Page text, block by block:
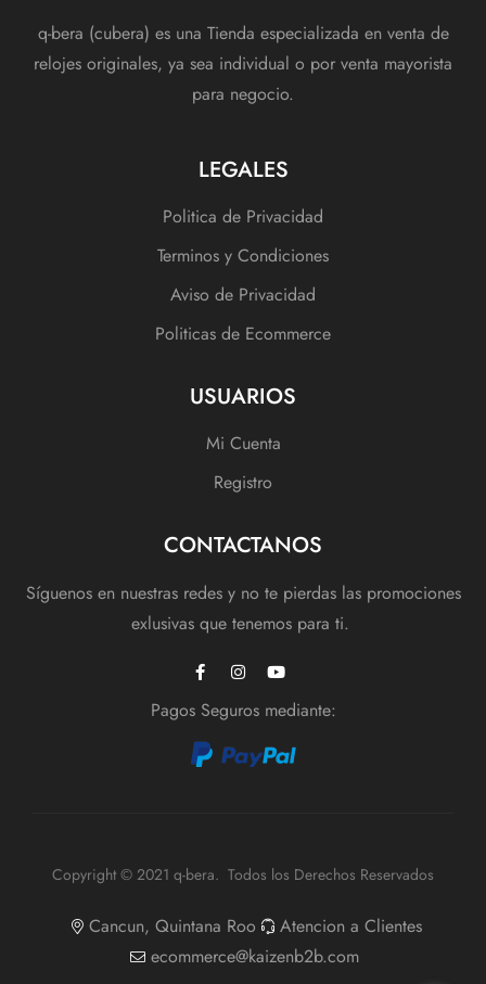
q-bera (cubera) es una Tienda especializada en venta de
relojes originales, ya sea individual o por venta mayorista
para negocio.
LEGALES
Politica de Privacidad
Terminos y Condiciones
Aviso de Privacidad
Politicas de Ecommerce
USUARIOS
Mi Cuenta
Registro
CONTACTANOS
Síguenos en nuestras redes y no te pierdas las promociones
exlusivas que tenemos para ti.
Pagos Seguros mediante:
Copyright © 2021 q-bera. Todos los Derechos Reservados
Cancun, Quintana Roo
Atencion a Clientes
ecommerce@kaizenb2b.com